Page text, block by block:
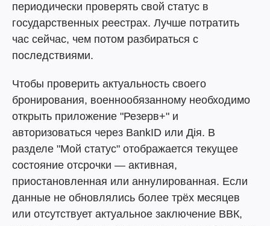
периодически проверять свой статус в
государственных реестрах. Лучше потратить
час сейчас, чем потом разбираться с
последствиями.
Чтобы проверить актуальность своего
бронирования, военнообязанному необходимо
открыть приложение "Резерв+" и
авторизоваться через BankID или Дія. В
разделе "Мой статус" отображается текущее
состояние отсрочки — активная,
приостановленная или аннулированная. Если
данные не обновлялись более трёх месяцев
или отсутствует актуальное заключение ВВК,